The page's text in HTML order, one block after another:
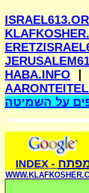
HABA.INFO
על השמיטה
-
INDEX